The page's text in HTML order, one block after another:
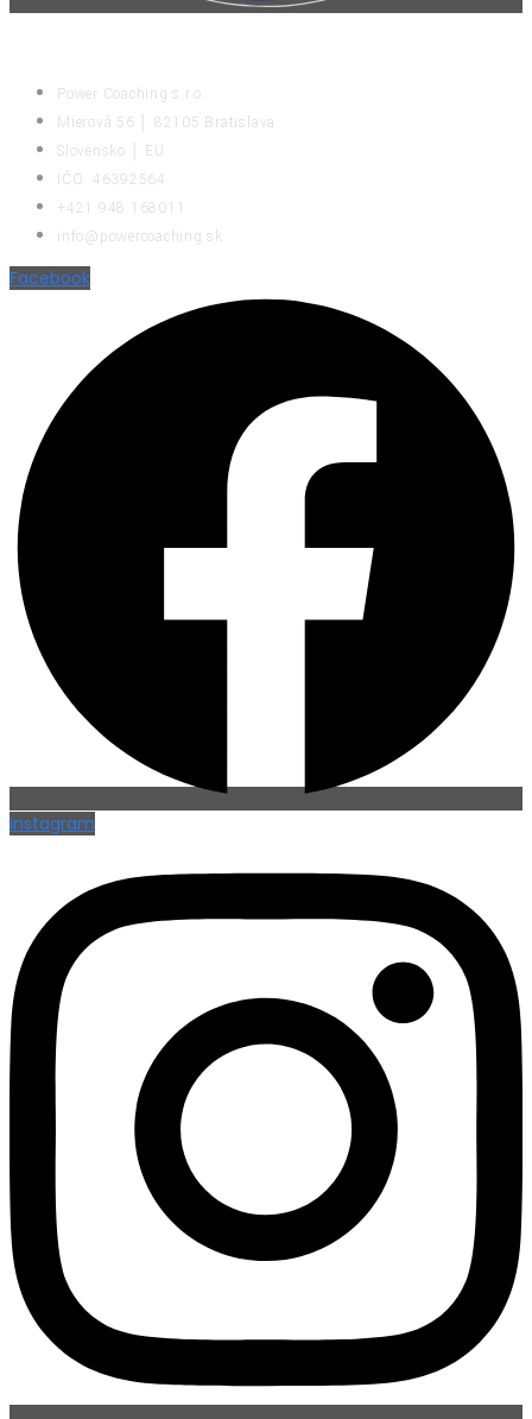
Power Coaching s.r.o.
Mierová 56 │ 82105 Bratislava
Slovensko │ EU
IČO: 46392564
+421 948 168011
info@powercoaching.sk
Facebook
Instagram